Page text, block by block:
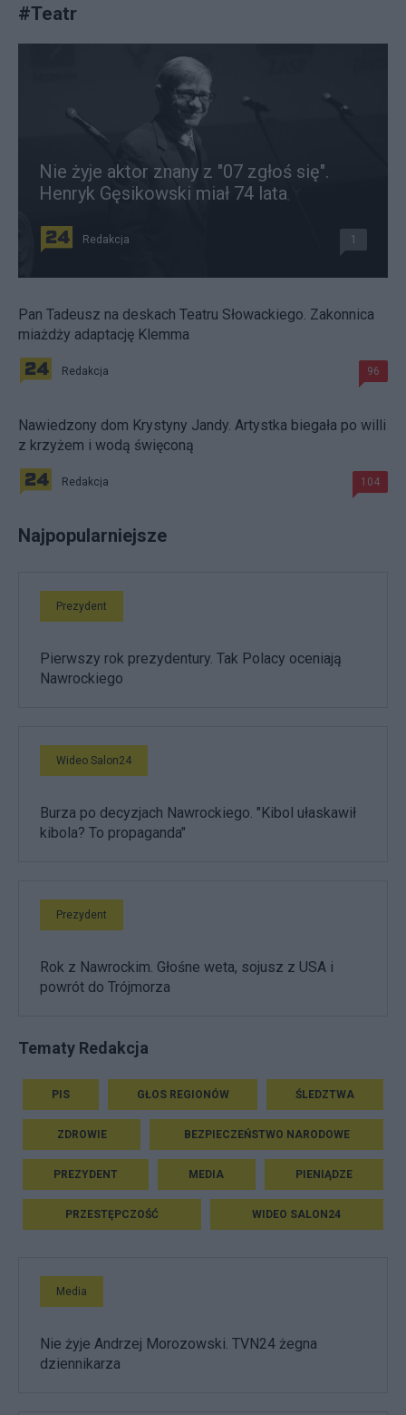
#Teatr
Nie żyje aktor znany z "07 zgłoś się".
Henryk Gęsikowski miał 74 lata
Redakcja 1
Pan Tadeusz na deskach Teatru Słowackiego. Zakonnica
miażdży adaptację Klemma
Redakcja 96
Nawiedzony dom Krystyny Jandy. Artystka biegała po willi
z krzyżem i wodą święconą
Redakcja 104
Najpopularniejsze
Prezydent
Pierwszy rok prezydentury. Tak Polacy oceniają
Nawrockiego
Wideo Salon24
Burza po decyzjach Nawrockiego. "Kibol ułaskawił
kibola? To propaganda"
Prezydent
Rok z Nawrockim. Głośne weta, sojusz z USA i
powrót do Trójmorza
Tematy Redakcja
PIS GŁOS REGIONÓW ŚLEDZTWA
ZDROWIE BEZPIECZEŃSTWO NARODOWE
PREZYDENT MEDIA PIENIĄDZE
PRZESTĘPCZOŚĆ WIDEO SALON24
Media
Nie żyje Andrzej Morozowski. TVN24 żegna
dziennikarza